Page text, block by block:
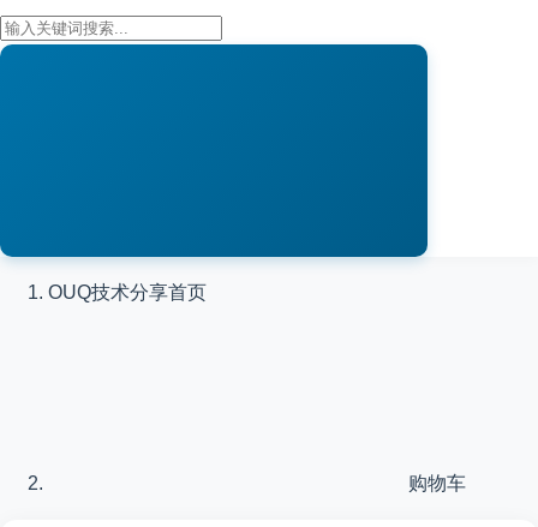
OUQ技术分享首页
购物车